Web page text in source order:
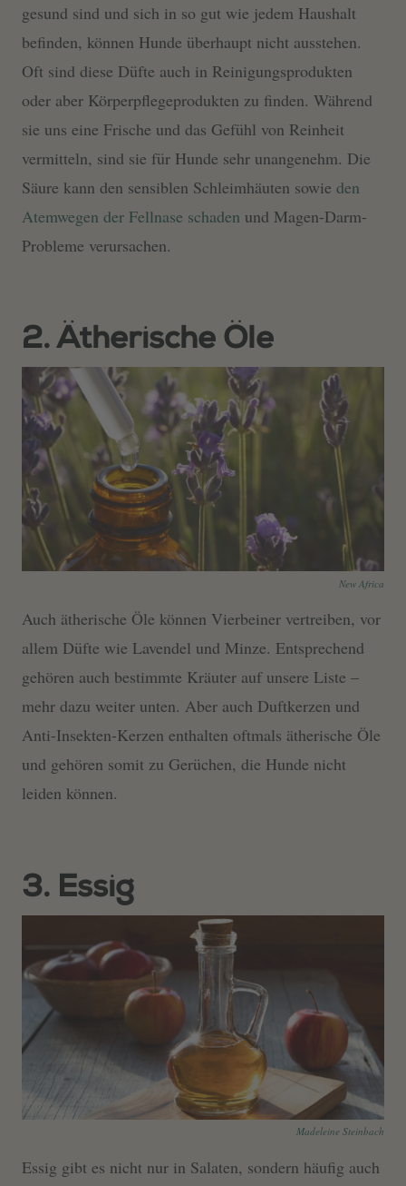
gesund sind und sich in so gut wie jedem Haushalt
befinden, können Hunde überhaupt nicht ausstehen.
Oft sind diese Düfte auch in Reinigungsprodukten
oder aber Körperpflegeprodukten zu finden. Während
sie uns eine Frische und das Gefühl von Reinheit
vermitteln, sind sie für Hunde sehr unangenehm. Die
Säure kann den sensiblen Schleimhäuten sowie den
Atemwegen der Fellnase schaden und Magen-Darm-
Probleme verursachen.
2. Ätherische Öle
New Africa
Auch ätherische Öle können Vierbeiner vertreiben, vor
allem Düfte wie Lavendel und Minze. Entsprechend
gehören auch bestimmte Kräuter auf unsere Liste –
mehr dazu weiter unten. Aber auch Duftkerzen und
Anti-Insekten-Kerzen enthalten oftmals ätherische Öle
und gehören somit zu Gerüchen, die Hunde nicht
leiden können.
3. Essig
Madeleine Steinbach
Essig gibt es nicht nur in Salaten, sondern häufig auch